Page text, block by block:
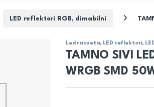
LED reflektori RGB, dimabilni
Led rasveta, LED reflektori,
TAMNO SIVI
WRGB SMD